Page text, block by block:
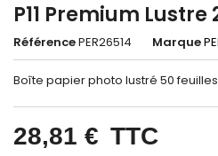
P11 Premium
RéférencePER26514 Marque
Boîte papier photo lustré 50 feuilles
28,81 € TTC